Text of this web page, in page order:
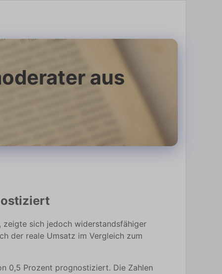
aus
sich jedoch widerstandsfähiger
der reale Umsatz im Vergleich zum
0,5 Prozent prognostiziert. Die Zahlen